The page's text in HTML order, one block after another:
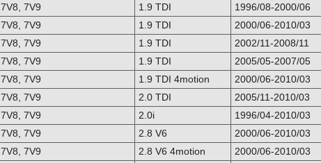
7V8, 7V9 1.9 TDI 1996/08-2000/06
7V8, 7V9 1.9 TDI 2000/06-2010/03
7V8, 7V9 1.9 TDI 2002/11-2008/11
7V8, 7V9 1.9 TDI 2005/05-2007/05
7V8, 7V9 1.9 TDI 4motion 2000/06-2010/03
7V8, 7V9 2.0 TDI 2005/11-2010/03
7V8, 7V9 2.0i 1996/04-2010/03
7V8, 7V9 2.8 V6 2000/06-2010/03
7V8, 7V9 2.8 V6 4motion 2000/06-2010/03